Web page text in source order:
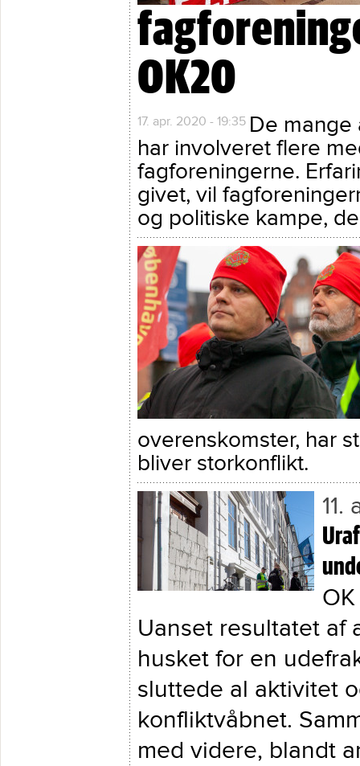
OK20
17. apr. 2020 - 19:35 De
har involveret flere
fagforeningerne.
givet, vil
og politiske kampe,
overenskomster, har
bliver storkonflikt.
11.
Uanset resultatet af
husket for en
sluttede al aktivitet
konfliktvåbnet.
med videre, blandt